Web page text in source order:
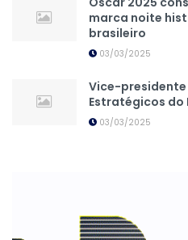
marca noite
brasileiro
03/03/2025
Vice-
Estratégicos do
03/03/2025